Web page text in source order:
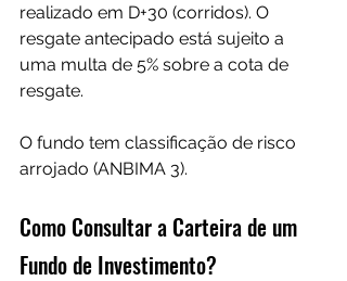
realizado em D+30 (corridos). O
resgate antecipado está sujeito a
uma multa de 5% sobre a cota de
resgate.
O fundo tem classificação de risco
arrojado (ANBIMA 3).
Como Consultar a Carteira de um
Fundo de Investimento?